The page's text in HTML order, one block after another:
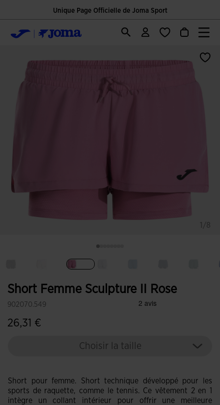
Unique Page Officielle de Joma Sport
Short Femme Sculpture II Rose
902070.549
26,31 €
Choisir la taille
Short pour femme. Short technique développé pour les
sports de raquette, comme le tennis. Ce vêtement 2 en 1
intègre un collant intérieur pour offrir une meilleure